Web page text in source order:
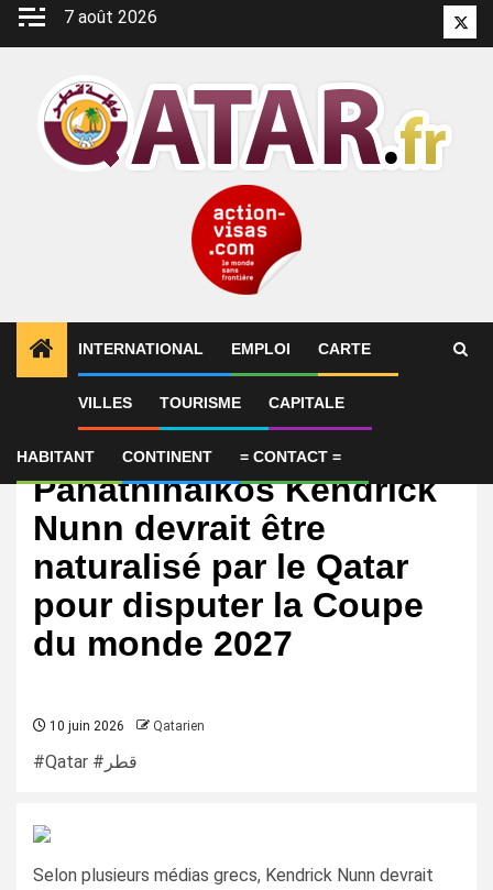
Aller
7 août 2026
INTERNATIONAL EMPLOI CARTE
VILLES TOURISME CAPITALE
HABITANT CONTINENT = CONTACT =
International
Le meneur américain du
Panathinaïkos Kendrick
Nunn devrait être
naturalisé par le Qatar
pour disputer la Coupe
du monde 2027
10 juin 2026 Qatarien
#Qatar #قطر
Selon plusieurs médias grecs, Kendrick Nunn devrait